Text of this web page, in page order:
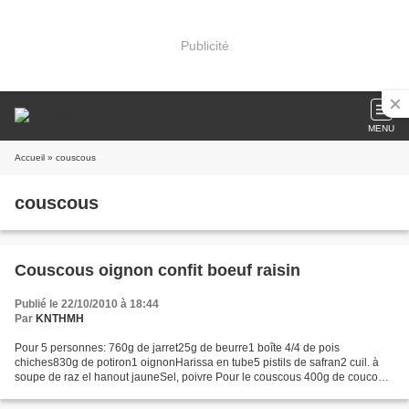
Publicité
MENU
Accueil » couscous
couscous
Couscous oignon confit boeuf raisin
Publié le 22/10/2010 à 18:44
Par KNTHMH
Pour 5 personnes: 760g de jarret25g de beurre1 boîte 4/4 de pois
chiches830g de potiron1 oignonHarissa en tube5 pistils de safran2 cuil. à
soupe de raz el hanout jauneSel, poivre Pour le couscous 400g de coucous